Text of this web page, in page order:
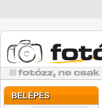
BELÉPÉS